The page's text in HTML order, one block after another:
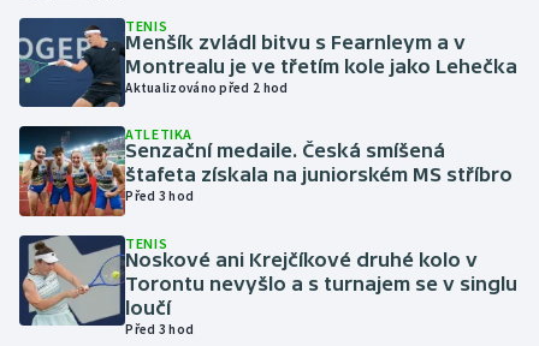
Judo
Krasobruslení
Lezení
Lyže a snowboard
Moderní pětiboj
Motorsport
TENIS
Menšík zvládl bitvu s Fearnleym a v
Montrealu je ve třetím kole jako Lehečka
Aktualizováno před 2 hod
ATLETIKA
Senzační medaile. Česká smíšená
štafeta získala na juniorském MS stříbro
Před 3 hod
TENIS
Noskové ani Krejčíkové druhé kolo v
Torontu nevyšlo a s turnajem se v singlu
loučí
Před 3 hod